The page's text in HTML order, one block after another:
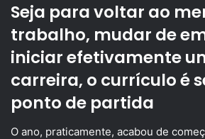
Seja para voltar ao
trabalho, mudar de
iniciar efetivamente
carreira, o currículo é
ponto de partida
O ano, praticamente, acabou de